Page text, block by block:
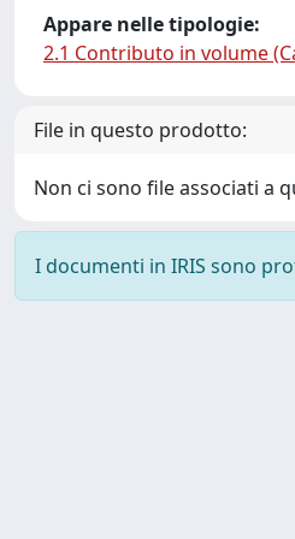
Appare nelle tipologie:
2.1 Contributo in volume
File in questo prodotto:
Non ci sono file associati a
I documenti in IRIS sono